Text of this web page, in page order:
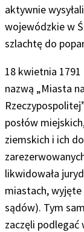
aktywnie
wojewódzkie w
szlachtę do
18 kwietnia
nazwą „Miasta
posłów
ziemskich i ich
likwidowała
miastach, wyjęte
sądów). Tym
zaczęli podlegać